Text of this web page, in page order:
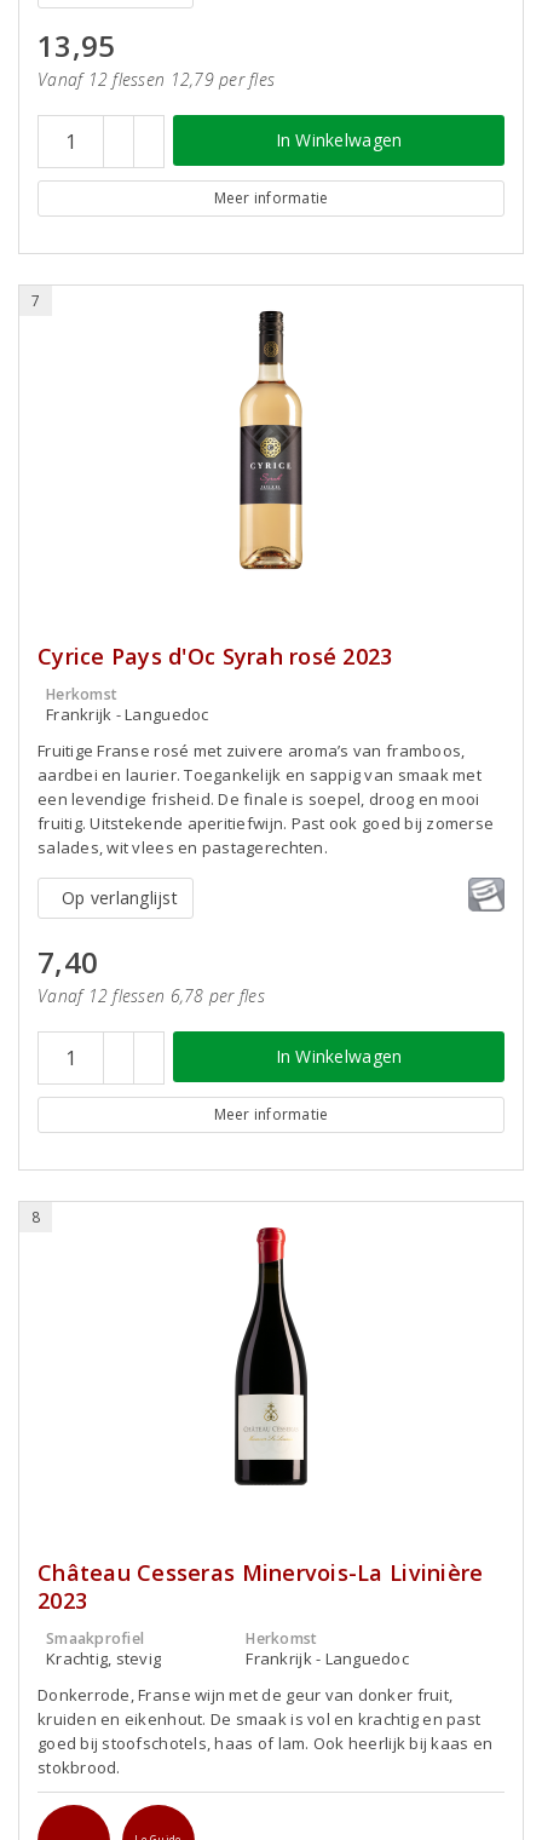
13,95
Vanaf 12 flessen 12,79 per fles
In Winkelwagen
Meer informatie
7
Cyrice Pays d'Oc Syrah rosé 2023
Herkomst
Frankrijk - Languedoc
Fruitige Franse rosé met zuivere aroma’s van framboos,
aardbei en laurier. Toegankelijk en sappig van smaak met
een levendige frisheid. De finale is soepel, droog en mooi
fruitig. Uitstekende aperitiefwijn. Past ook goed bij zomerse
salades, wit vlees en pastagerechten.
Op verlanglijst
7,40
Vanaf 12 flessen 6,78 per fles
In Winkelwagen
Meer informatie
8
Château Cesseras Minervois-La Livinière
2023
Smaakprofiel
Krachtig, stevig
Herkomst
Frankrijk - Languedoc
Donkerrode, Franse wijn met de geur van donker fruit,
kruiden en eikenhout. De smaak is vol en krachtig en past
goed bij stoofschotels, haas of lam. Ook heerlijk bij kaas en
stokbrood.